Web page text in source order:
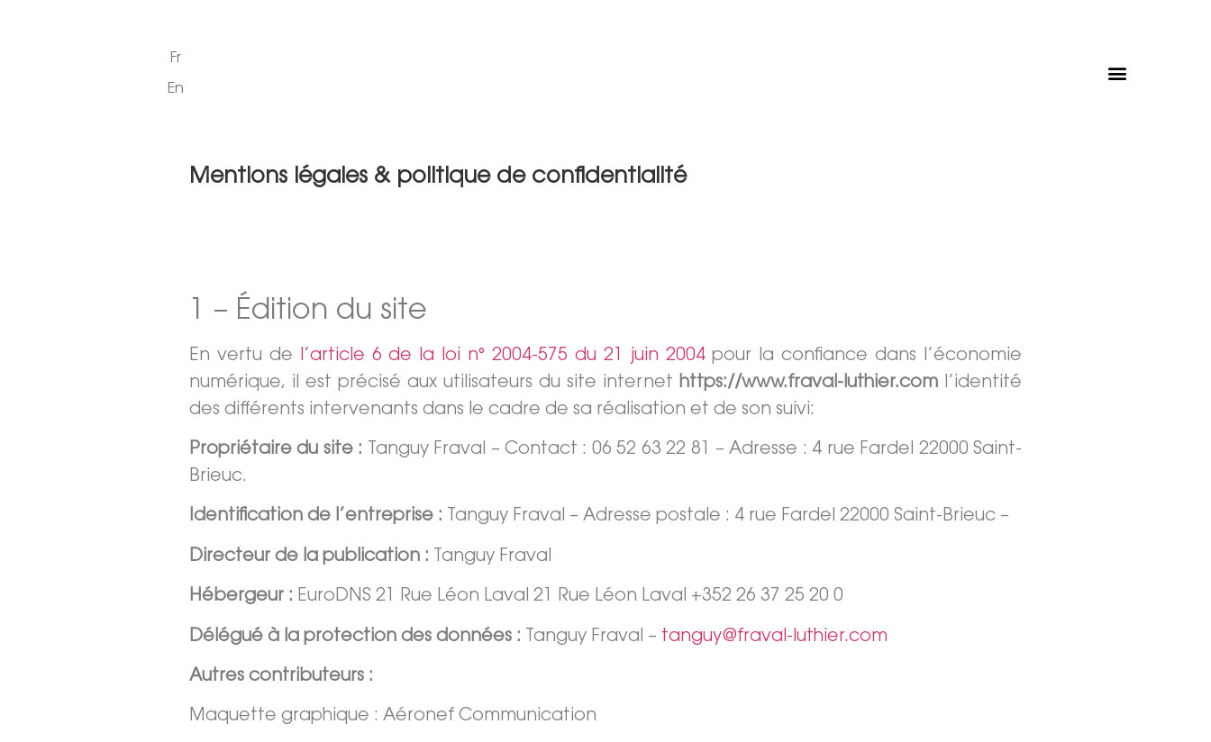
Fr
En
Mentions légales & politique de confidentialité
1 – Édition du site
En vertu de l’article 6 de la loi n° 2004-575 du 21 juin 2004pour la confiance dans l’économie
numérique, il est précisé aux utilisateurs du site internet https://www.fraval-luthier.com l’identité
des différents intervenants dans le cadre de sa réalisation et de son suivi:
Propriétaire du site : Tanguy Fraval – Contact : 06 52 63 22 81 – Adresse : 4 rue Fardel 22000 Saint-
Brieuc.
Identification de l’entreprise : Tanguy Fraval – Adresse postale : 4 rue Fardel 22000 Saint-Brieuc –
Directeur de la publication : Tanguy Fraval
Hébergeur : EuroDNS 21 Rue Léon Laval 21 Rue Léon Laval +352 26 37 25 20 0
Délégué à la protection des données : Tanguy Fraval – tanguy@fraval-luthier.com
Autres contributeurs :
Maquette graphique : Aéronef Communication